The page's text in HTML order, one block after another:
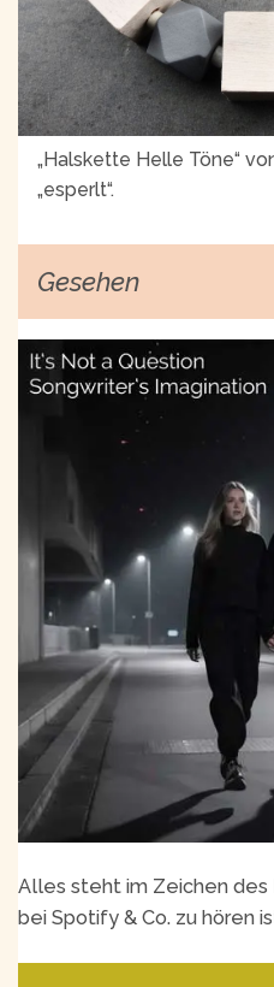
„Halskette Helle Töne“
„esperlt“.
Gesehen
Alles steht im Zeichen des
bei Spotify & Co. zu hören